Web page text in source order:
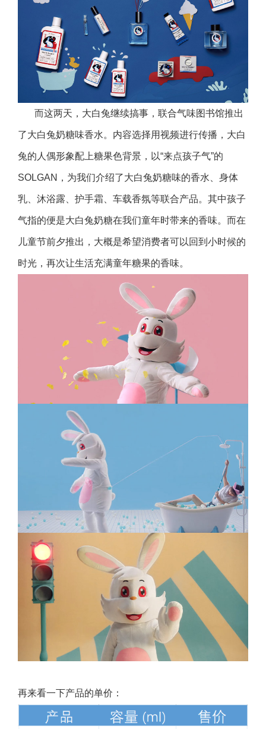
而这两天，大白兔继续搞事，联合气味图书馆推出
了大白兔奶糖味香水。内容选择用视频进行传播，大白
兔的人偶形象配上糖果色背景，以“来点孩子气”的
SOLGAN，为我们介绍了大白兔奶糖味的香水、身体
乳、沐浴露、护手霜、车载香氛等联合产品。其中孩子
气指的便是大白兔奶糖在我们童年时带来的香味。而在
儿童节前夕推出，大概是希望消费者可以回到小时候的
时光，再次让生活充满童年糖果的香味。
再来看一下产品的单价：